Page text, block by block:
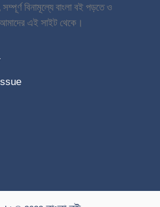
বিনামূল্যে বাংলা বই পড়তে ও
এই সাইট থেকে।